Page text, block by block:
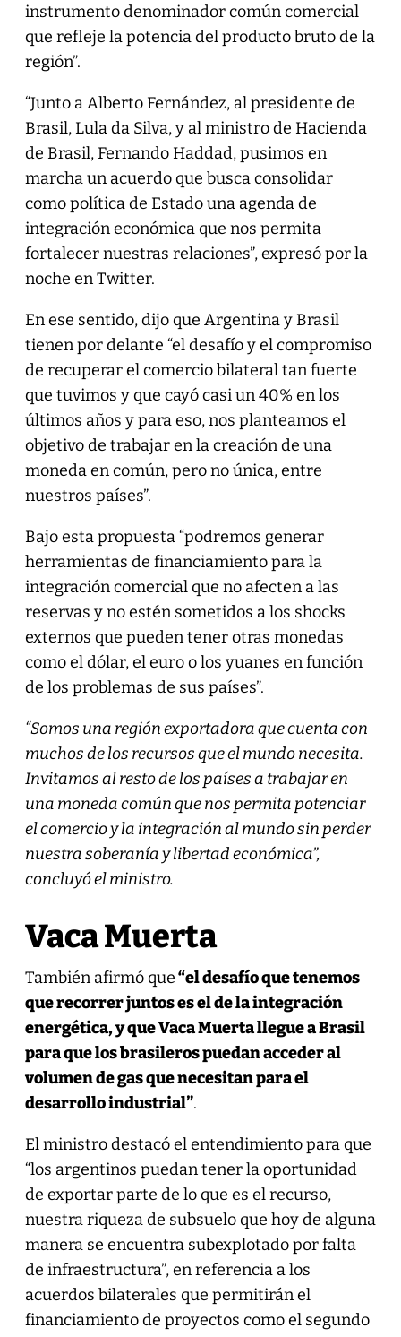
instrumento denominador común comercial
que refleje la potencia del producto bruto de la
región”.
“Junto a Alberto Fernández, al presidente de
Brasil, Lula da Silva, y al ministro de Hacienda
de Brasil, Fernando Haddad, pusimos en
marcha un acuerdo que busca consolidar
como política de Estado una agenda de
integración económica que nos permita
fortalecer nuestras relaciones”, expresó por la
noche en Twitter.
En ese sentido, dijo que Argentina y Brasil
tienen por delante “el desafío y el compromiso
de recuperar el comercio bilateral tan fuerte
que tuvimos y que cayó casi un 40% en los
últimos años y para eso, nos planteamos el
objetivo de trabajar en la creación de una
moneda en común, pero no única, entre
nuestros países”.
Bajo esta propuesta “podremos generar
herramientas de financiamiento para la
integración comercial que no afecten a las
reservas y no estén sometidos a los shocks
externos que pueden tener otras monedas
como el dólar, el euro o los yuanes en función
de los problemas de sus países”.
“Somos una región exportadora que cuenta con
muchos de los recursos que el mundo necesita.
Invitamos al resto de los países a trabajar en
una moneda común que nos permita potenciar
el comercio y la integración al mundo sin perder
nuestra soberanía y libertad económica”,
concluyó el ministro.
Vaca Muerta
También afirmó que“el desafío que tenemos
que recorrer juntos es el de la integración
energética, y que Vaca Muerta llegue a Brasil
para que los brasileros puedan acceder al
volumen de gas que necesitan para el
desarrollo industrial”.
El ministro destacó el entendimiento para que
“los argentinos puedan tener la oportunidad
de exportar parte de lo que es el recurso,
nuestra riqueza de subsuelo que hoy de alguna
manera se encuentra subexplotado por falta
de infraestructura”, en referencia a los
acuerdos bilaterales que permitirán el
financiamiento de proyectos como el segundo